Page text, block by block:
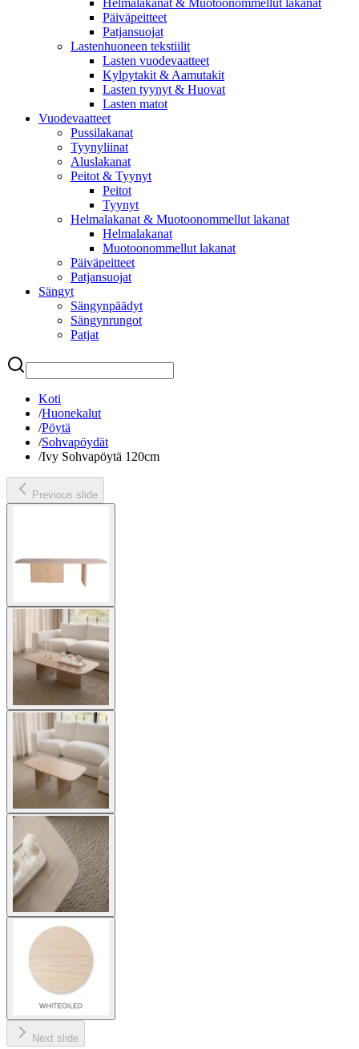
Helmalakanat & Muotoonommellut lakanat
Päiväpeitteet
Patjansuojat
Lastenhuoneen tekstiilit
Lasten vuodevaatteet
Kylpytakit & Aamutakit
Lasten tyynyt & Huovat
Lasten matot
Vuodevaatteet
Pussilakanat
Tyynyliinat
Aluslakanat
Peitot & Tyynyt
Peitot
Tyynyt
Helmalakanat & Muotoonommellut lakanat
Helmalakanat
Muotoonommellut lakanat
Päiväpeitteet
Patjansuojat
Sängyt
Sängynpäädyt
Sängynrungot
Patjat
Etsi
Koti
/Huonekalut
/Pöytä
/Sohvapöydät
/Ivy Sohvapöytä 120cm
Previous slide
Next slide